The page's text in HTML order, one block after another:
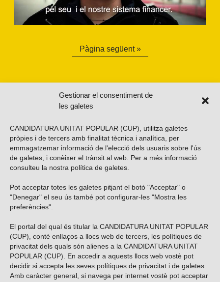
Gestionar el consentiment de
les galetes
CANDIDATURA UNITAT POPULAR (CUP), utilitza galetes
pròpies i de tercers amb finalitat tècnica i analítica, per
emmagatzemar informació de l'elecció dels usuaris sobre l'ús
de galetes, i conèixer el trànsit al web. Per a més informació
consulteu la nostra política de galetes
Pot acceptar totes les galetes pitjant el botó "Acceptar" o
"Denegar" el seu ús també pot configurar-les "Mostra les
preferències".
El portal del qual és titular la CANDIDATURA UNITAT POPULAR
(CUP), conté enllaços a llocs web de tercers, les polítiques de
privacitat dels quals són alienes a la CANDIDATURA UNITAT
POPULAR (CUP). En accedir a aquests llocs web vostè pot
decidir si accepta les seves polítiques de privacitat i de galetes.
Amb caràcter general, si navega per internet vostè pot acceptar
Pàgina següent »
Vols subscriure’t al nostre butlletí?
ENVIAR
Troba’ns a les xarxes socials